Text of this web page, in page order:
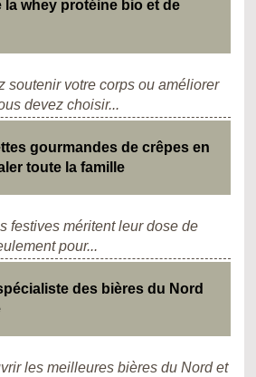
la whey protéine bio et de
soutenir votre corps ou améliorer
devez choisir...
gourmandes de crêpes en
toute la famille
festives méritent leur dose de
pour...
des bières du Nord
les meilleures bières du Nord et